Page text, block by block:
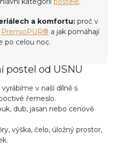
a komfortu: proč v
PremioPUR® a jak pomáhají
po celou noc.
postel od USNU
v naší dílně s
řemeslo.
dub, jasan nebo cenově
výška, čelo, úložný prostor,